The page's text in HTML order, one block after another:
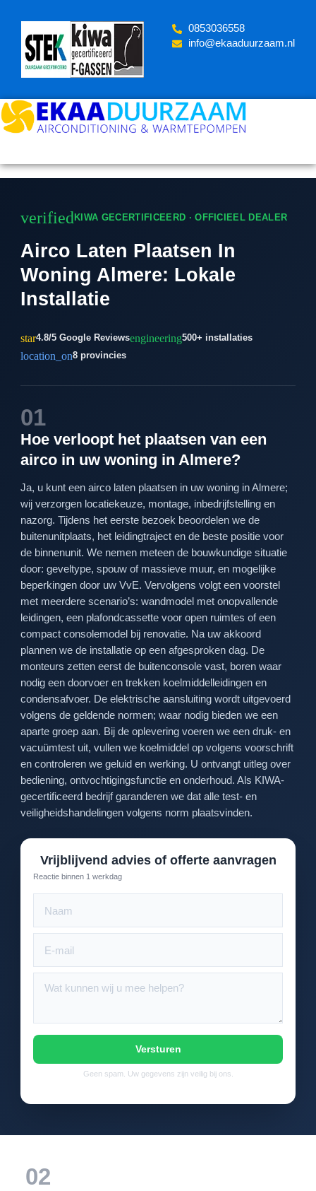
content
‪0853036558
info@ekaaduurzaam.nl
verified KIWA GECERTIFICEERD · OFFICIEEL DEALER
Airco Laten Plaatsen In
Woning Almere: Lokale
Installatie
star4.8/5 Google Reviewsengineering500+ installaties
location_on8 provincies
01
Hoe verloopt het plaatsen van een
airco in uw woning in Almere?
Ja, u kunt een airco laten plaatsen in uw woning in Almere;
wij verzorgen locatiekeuze, montage, inbedrijfstelling en
nazorg. Tijdens het eerste bezoek beoordelen we de
buitenunitplaats, het leidingtraject en de beste positie voor
de binnenunit. We nemen meteen de bouwkundige situatie
door: geveltype, spouw of massieve muur, en mogelijke
beperkingen door uw VvE. Vervolgens volgt een voorstel
met meerdere scenario’s: wandmodel met onopvallende
leidingen, een plafondcassette voor open ruimtes of een
compact consolemodel bij renovatie. Na uw akkoord
plannen we de installatie op een afgesproken dag. De
monteurs zetten eerst de buitenconsole vast, boren waar
nodig een doorvoer en trekken koelmiddelleidingen en
condensafvoer. De elektrische aansluiting wordt uitgevoerd
volgens de geldende normen; waar nodig bieden we een
aparte groep aan. Bij de oplevering voeren we een druk- en
vacuümtest uit, vullen we koelmiddel op volgens voorschrift
en controleren we geluid en werking. U ontvangt uitleg over
bediening, ontvochtigingsfunctie en onderhoud. Als KIWA-
gecertificeerd bedrijf garanderen we dat alle test- en
veiligheidshandelingen volgens norm plaatsvinden.
Vrijblijvend advies of offerte aanvragen
Reactie binnen 1 werkdag
Versturen
Geen spam. Uw gegevens zijn veilig bij ons.
02